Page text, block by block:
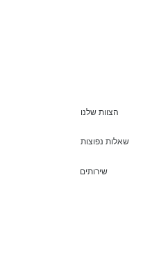
הצוות שלנו
שאלות נפוצות
שירותים